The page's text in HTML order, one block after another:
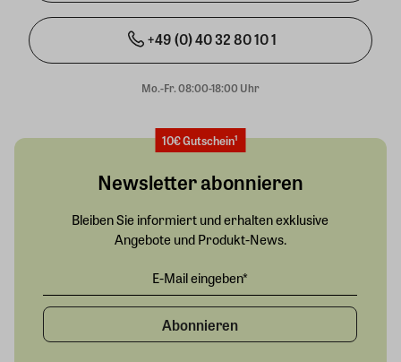
+49 (0) 40 32 80 10 1
Mo.-Fr. 08:00-18:00 Uhr
10€ Gutschein¹
Newsletter abonnieren
Bleiben Sie informiert und erhalten exklusive
Angebote und Produkt-News.
Abonnieren